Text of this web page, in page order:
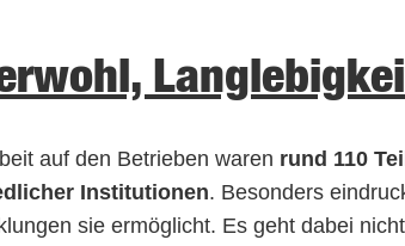
auf den Betrieben waren rund 110
Institutionen. Besonders
sie ermöglicht. Es geht dabei